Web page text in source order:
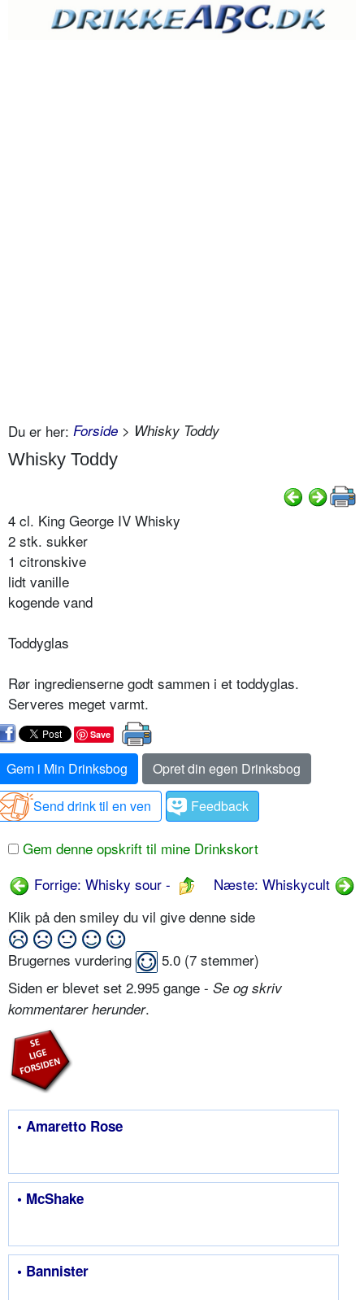
Du er her: Forside > Whisky Toddy
Whisky Toddy
4 cl. King George IV Whisky
2 stk. sukker
1 citronskive
lidt vanille
kogende vand
Toddyglas
Rør ingredienserne godt sammen i et toddyglas.
Serveres meget varmt.
Save
Gem i Min Drinksbog
Opret din egen Drinksbog
Send drink til en ven
Feedback
Gem denne opskrift til mine Drinkskort
Forrige: Whisky sour -
Næste: Whiskycult
Klik på den smiley du vil give denne side
Brugernes vurdering 5.0 (7 stemmer)
Siden er blevet set 2.995 gange - Se og skriv
kommentarer herunder.
• Amaretto Rose
• McShake
• Bannister